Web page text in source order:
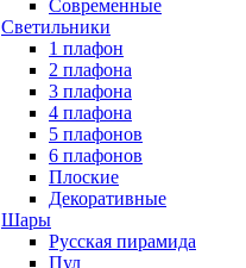
Современные
Светильники
1 плафон
2 плафона
3 плафона
4 плафона
5 плафонов
6 плафонов
Плоские
Декоративные
Шары
Русская пирамида
Пул